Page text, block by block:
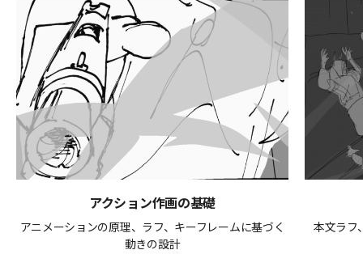
アクション作画の基礎
アニメーションの原理、ラフ、キーフレームに基づく
動きの設計
本文ラフ